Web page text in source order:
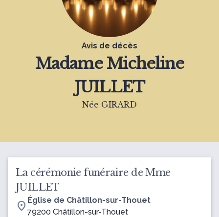
Avis de décès
Madame Micheline
JUILLET
Née GIRARD
La cérémonie funéraire de Mme
JUILLET
location_on Église de Châtillon-sur-Thouet
79200 Châtillon-sur-Thouet